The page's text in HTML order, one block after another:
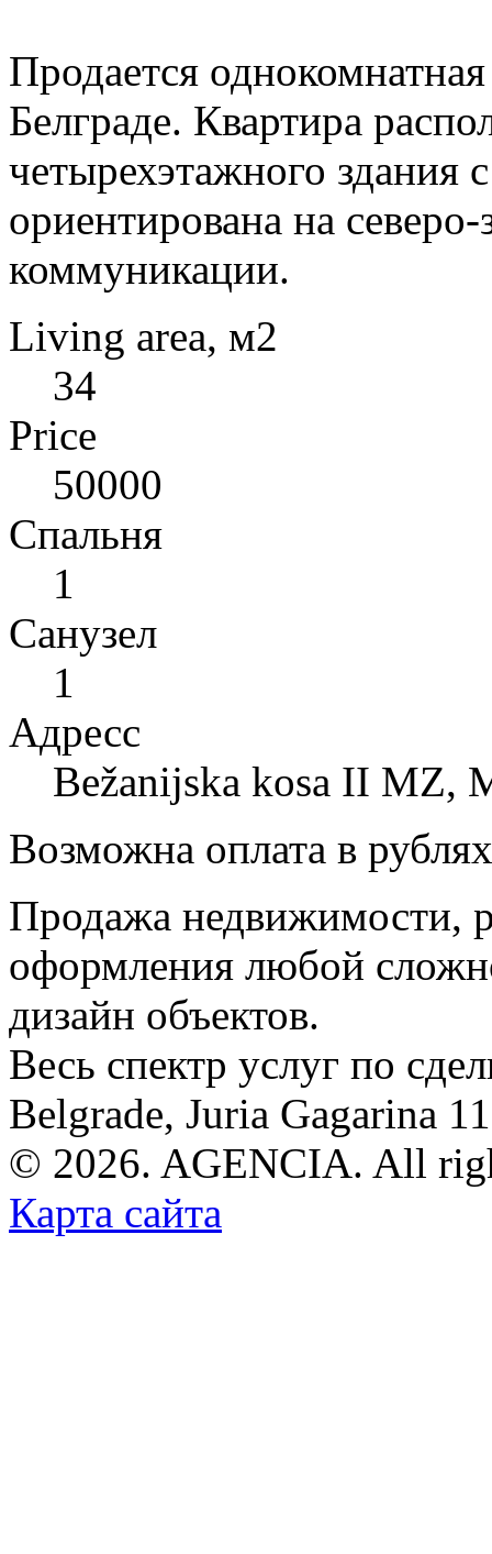
Продается
Белграде. Квартира
четырехэтажного здания
ориентирована на
коммуникации.
Living area, м2
34
Price
50000
Спальня
1
Санузел
1
Адресс
Bežanijska kosa II MZ,
Возможна оплата в
Продажа недвижимости,
оформления любой
дизайн объектов.
Весь спектр услуг по
Belgrade, Juria Gagarina
© 2026. AGENCIA. All
Карта сайта